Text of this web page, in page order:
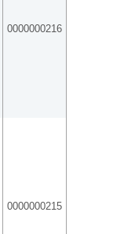
0000000216
0000000215